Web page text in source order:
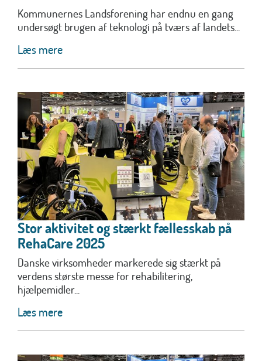
Kommunernes Landsforening har endnu en gang
undersøgt brugen af teknologi på tværs af landets...
Læs mere
Stor aktivitet og stærkt fællesskab på
RehaCare 2025
Danske virksomheder markerede sig stærkt på
verdens største messe for rehabilitering,
hjælpemidler...
Læs mere